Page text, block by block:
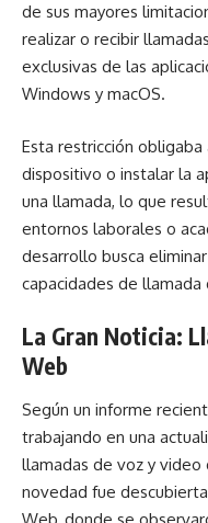
de sus mayores
realizar o recibir
exclusivas de las
Windows y macOS.
Esta restricción obligaba
dispositivo o instalar la
una llamada, lo que
entornos laborales o
desarrollo busca
capacidades de
La Gran Noticia:
Web
Según un informe
trabajando en una
llamadas de voz y
novedad fue
Web, donde se